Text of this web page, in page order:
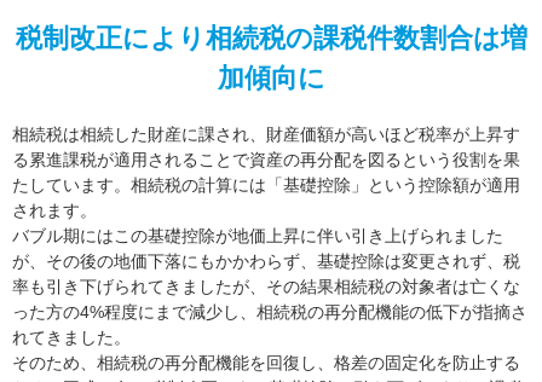
税制改正により相続税の課税件数割合は増
加傾向に
相続税は相続した財産に課され、財産価額が高いほど税率が上昇す
る累進課税が適用されることで資産の再分配を図るという役割を果
たしています。相続税の計算には「基礎控除」という控除額が適用
されます。
バブル期にはこの基礎控除が地価上昇に伴い引き上げられました
が、その後の地価下落にもかかわらず、基礎控除は変更されず、税
率も引き下げられてきましたが、その結果相続税の対象者は亡くな
った方の4%程度にまで減少し、相続税の再分配機能の低下が指摘さ
れてきました。
そのため、相続税の再分配機能を回復し、格差の固定化を防止する